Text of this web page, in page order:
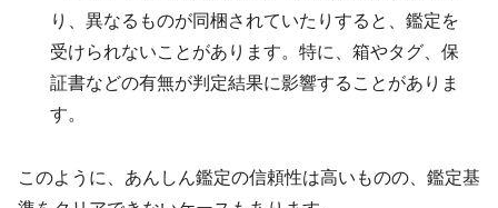
り、異なるものが同梱されていたりすると、鑑定を
受けられないことがあります。特に、箱やタグ、保
証書などの有無が判定結果に影響することがありま
す。
このように、あんしん鑑定の信頼性は高いものの、鑑定基